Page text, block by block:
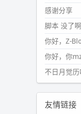
2024-
#PubWord
一次？？
https://
g/
2024-
感谢分享
脚本 没了啊
不日月觉历
友情链接